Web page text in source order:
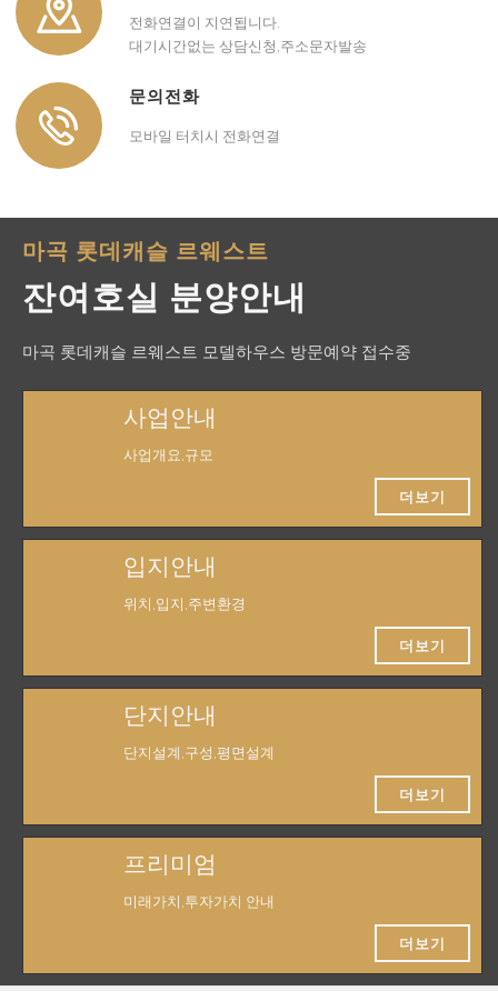
전화연결이 지연됩니다.
대기시간없는 상담신청,주소문자발송
문의전화
모바일 터치시 전화연결
마곡 롯데캐슬 르웨스트
잔여호실 분양안내
마곡 롯데캐슬 르웨스트 모델하우스 방문예약 접수중
사업안내
사업개요,규모
더보기
입지안내
위치,입지,주변환경
더보기
단지안내
단지설계,구성,평면설계
더보기
프리미엄
미래가치,투자가치 안내
더보기